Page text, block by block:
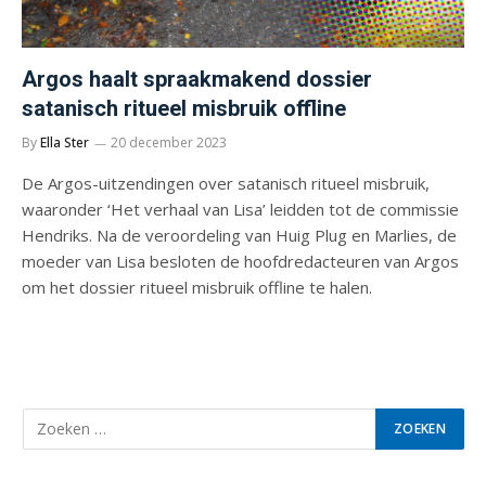
Argos haalt spraakmakend dossier
satanisch ritueel misbruik offline
ByElla Ster 20 december 2023
De Argos-uitzendingen over satanisch ritueel misbruik,
waaronder ‘Het verhaal van Lisa’ leidden tot de commissie
Hendriks. Na de veroordeling van Huig Plug en Marlies, de
moeder van Lisa besloten de hoofdredacteuren van Argos
om het dossier ritueel misbruik offline te halen.